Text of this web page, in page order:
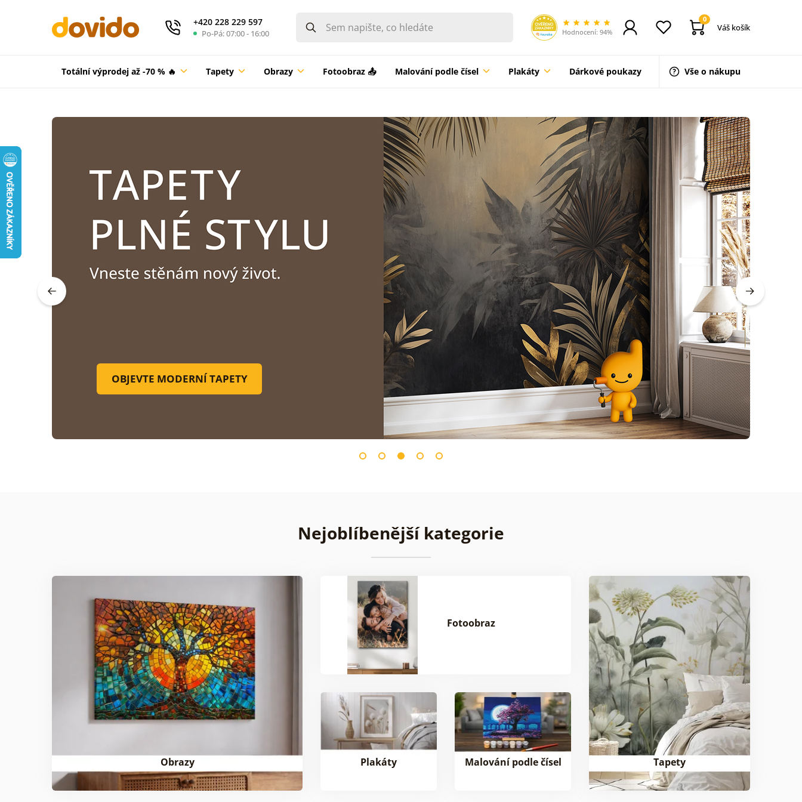
+420 228 229 597
Po-Pá: 07:00 - 16:00 Hodnocení: 94%
0
Váš košík
Totální výprodej až -70 % 🔥 Tapety Obrazy Fotoobraz 📤 Malování podle čísel Plakáty Dárkové poukazy Vše o nákupu
OBJEVTE MODERNÍ TAPETY
Nejoblíbenější kategorie
Obrazy
Fotoobraz
Tapety
Plakáty Malování podle čísel